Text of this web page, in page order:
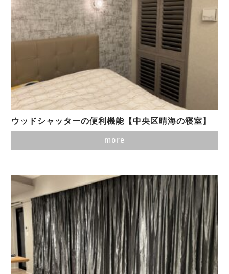
ウッドシャッターの便利機能【中央区晴海の寝室】
more